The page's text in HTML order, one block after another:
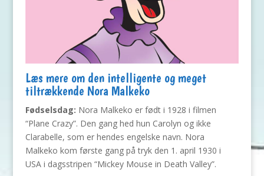
Læs mere om den intelligente og meget
tiltrækkende Nora Malkeko
Fødselsdag: Nora Malkeko er født i 1928 i filmen
“Plane Crazy”. Den gang hed hun Carolyn og ikke
Clarabelle, som er hendes engelske navn. Nora
Malkeko kom første gang på tryk den 1. april 1930 i
USA i dagsstripen “Mickey Mouse in Death Valley”.